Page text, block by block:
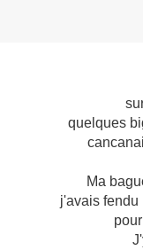
quelques
Ma
j'avais fendu